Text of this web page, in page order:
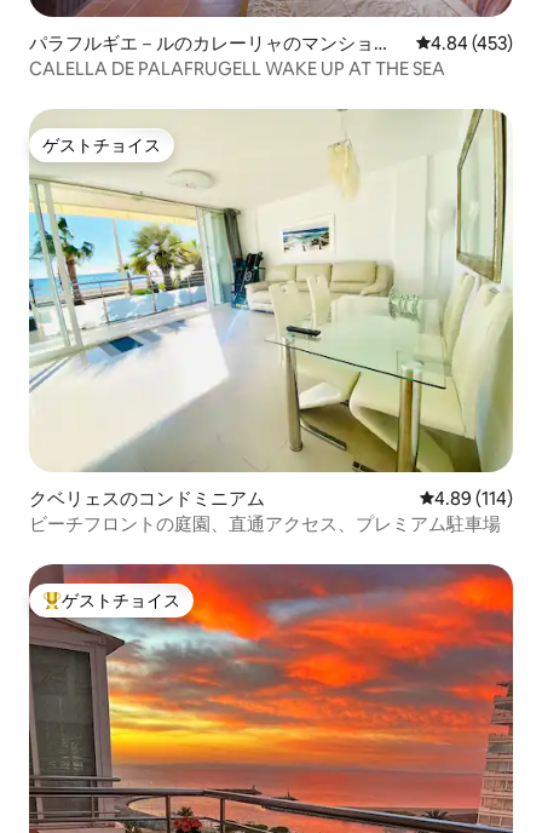
パラフルギエ－ルのカレーリャのマンショ
ン・アパート
レビュー453
4.84 (453)
CALELLA DE PALAFRUGELL WAKE UP AT THE SEA
ゲストチョイス
ゲストチョイス
クベリェスのコンドミニアム レビュー114
4.89 (114)
ビーチフロントの庭園、直通アクセス、プレミアム駐車場
大好評のゲストチョイスです。
ゲストチョイス